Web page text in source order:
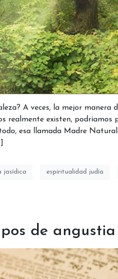
A veces, la mejor
realmente existen,
esa llamada Madre
jasídica espiritualidad judía
de angustia